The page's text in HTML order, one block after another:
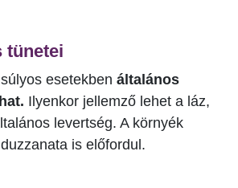
tünetei
esetekben általános
Ilyenkor jellemző lehet a láz,
levertség. A környék
is előfordul.